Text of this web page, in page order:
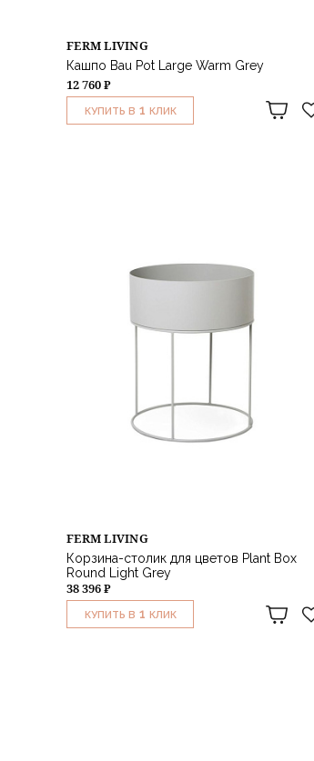
FERM LIVING
Кашпо Bau Pot Large Warm Grey
12 760 ₽
КУПИТЬ В 1 КЛИК
FERM LIVING
Корзина-столик для цветов Plant Box
Round Light Grey
38 396 ₽
КУПИТЬ В 1 КЛИК